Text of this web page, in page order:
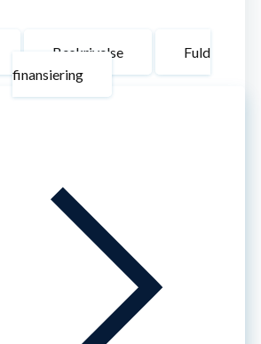
Beskrivelse
Fuld
finansiering